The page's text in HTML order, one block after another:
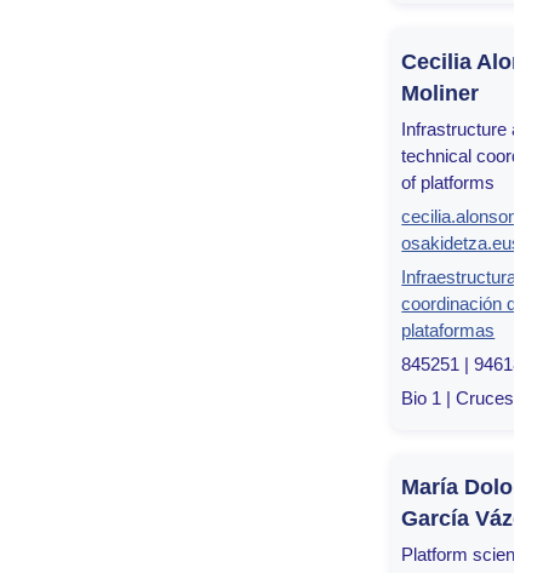
Cecilia
Moliner
Infrastructure and
technical
of platforms
osakidetza.eus
Infraestructuras y
coordinación de
plataformas
845251 |
Bio 1 | Cruces,
María
García
Platform scientific